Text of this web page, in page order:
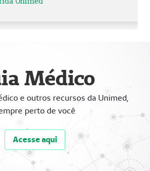
Médico
e outros recursos da Unimed,
perto de você
Acesse aqui